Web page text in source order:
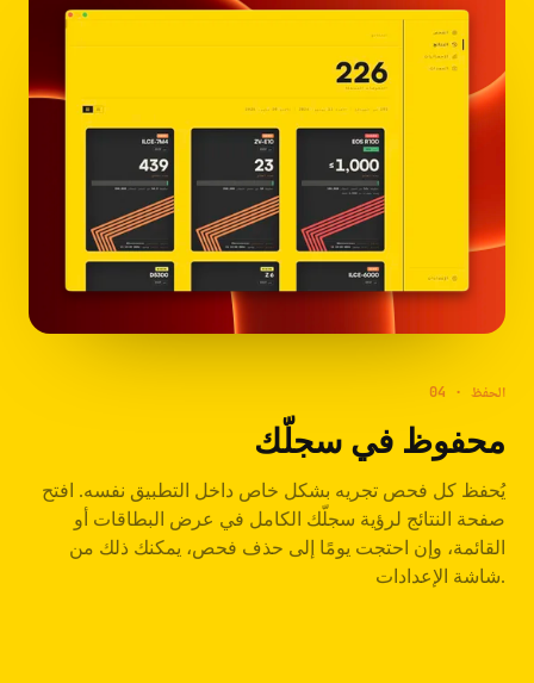
04 · الحفظ
محفوظ في سجلّك
يُحفظ كل فحص تجريه بشكل خاص داخل التطبيق نفسه. افتح
صفحة النتائج لرؤية سجلّك الكامل في عرض البطاقات أو
القائمة، وإن احتجت يومًا إلى حذف فحص، يمكنك ذلك من